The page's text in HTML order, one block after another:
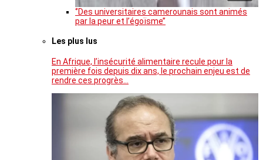
‘’Des universitaires camerounais sont animés
par la peur et l’égoïsme’’
Les plus lus
En Afrique, l’insécurité alimentaire recule pour la
première fois depuis dix ans, le prochain enjeu est de
rendre ces progrès…